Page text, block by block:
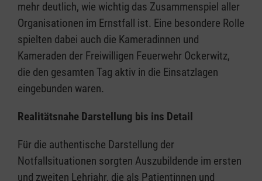
mehr deutlich, wie wichtig das Zusammenspiel aller
Organisationen im Ernstfall ist. Eine besondere Rolle
spielten dabei auch die Kameradinnen und
Kameraden der Freiwilligen Feuerwehr Ockerwitz,
die den gesamten Tag aktiv in die Einsatzlagen
eingebunden waren.
Realitätsnahe Darstellung bis ins Detail
Für die authentische Darstellung der
Notfallsituationen sorgten Auszubildende im ersten
und zweiten Lehrjahr, die als Patientinnen und